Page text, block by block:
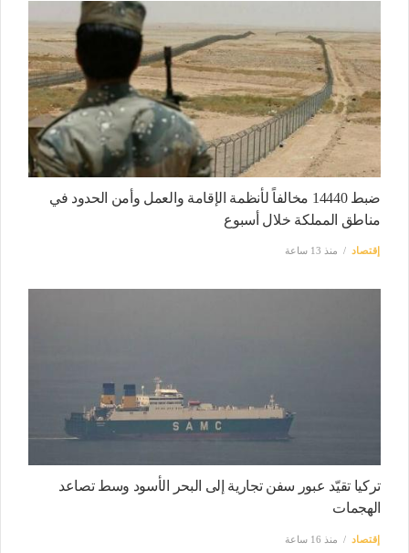
ضبط 14440 مخالفاً لأنظمة الإقامة والعمل وأمن الحدود في
مناطق المملكة خلال أسبوع
إقتصاد منذ 13 ساعة
تركيا تقيّد عبور سفن تجارية إلى البحر الأسود وسط تصاعد
الهجمات
إقتصاد منذ 16 ساعة